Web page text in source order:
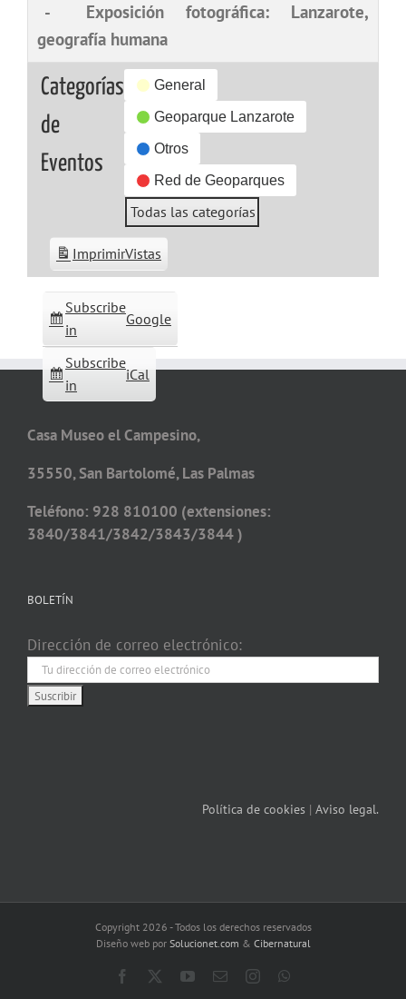
-
Exposición fotográfica: Lanzarote,
geografía humana
Categorías
de
Eventos
General
Geoparque Lanzarote
Otros
Red de Geoparques
Todas las categorías
Subscribe
in
Google
Subscribe
in
iCal
ImprimirVistas
Casa Museo el Campesino,
35550, San Bartolomé, Las Palmas
Teléfono: 928 810100 (extensiones:
3840/3841/3842/3843/3844 )
BOLETÍN
Dirección de correo electrónico:
Política de cookies | Aviso legal.
Copyright 2026 - Todos los derechos reservados
Diseño web por Solucionet.com & Cibernatural
Facebook YouTube
CorreoInstagram